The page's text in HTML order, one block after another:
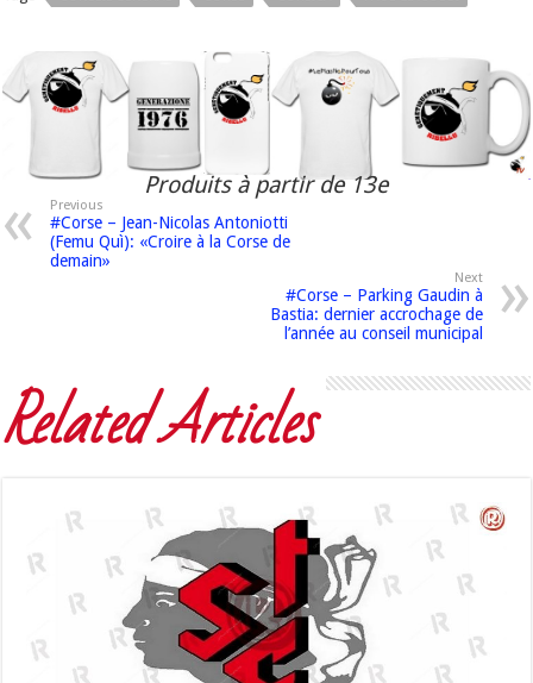
Produits à partir de 13e
Previous
#Corse – Jean-Nicolas Antoniotti
(Femu Quì): «Croire à la Corse de
demain»
Next
#Corse – Parking Gaudin à
Bastia: dernier accrochage de
l’année au conseil municipal
Related Articles